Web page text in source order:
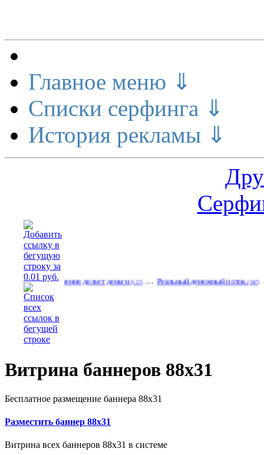
Главное меню ⇓
Списки серфинга ⇓
История рекламы ⇓
делает деньги(557)…Реальный денежный поток(587)…
Витрина баннеров 88x31
Бесплатное размещение баннера 88х31
Разместить баннер 88х31
Витрина всех баннеров 88x31 в системе